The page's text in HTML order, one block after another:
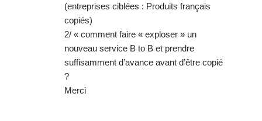
(entreprises ciblées : Produits français
copiés)
2/ « comment faire « exploser » un
nouveau service B to B et prendre
suffisamment d’avance avant d’être copié
?
Merci